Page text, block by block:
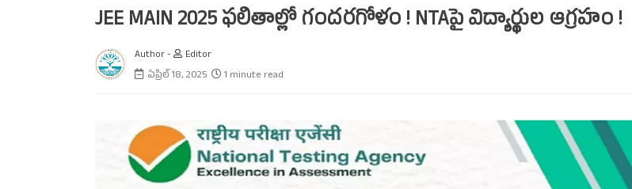
JEE MAIN 2025 ఫలితాల్లో గందరగోళం ! NTAపై విద్యార్థుల ఆగ్రహం !
Author -
Editor
ఏప్రిల్ 18, 2025
1 minute read